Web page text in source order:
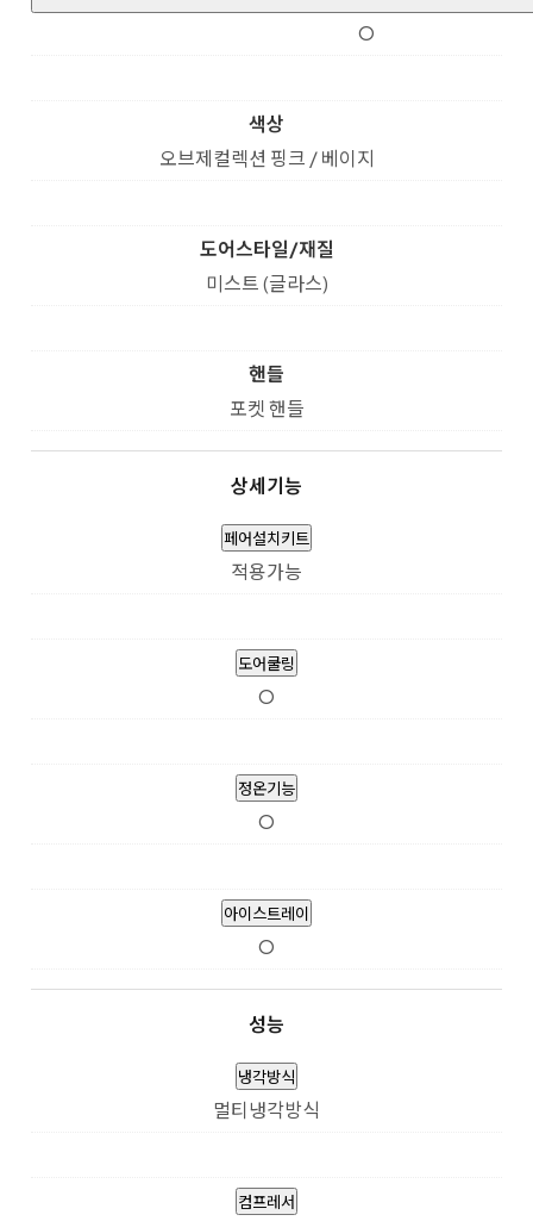
O
색상
오브제컬렉션 핑크 / 베이지
도어스타일/재질
미스트 (글라스)
핸들
포켓 핸들
상세기능
페어설치키트
적용가능
도어쿨링
O
정온기능
O
아이스트레이
O
성능
냉각방식
멀티냉각방식
컴프레서